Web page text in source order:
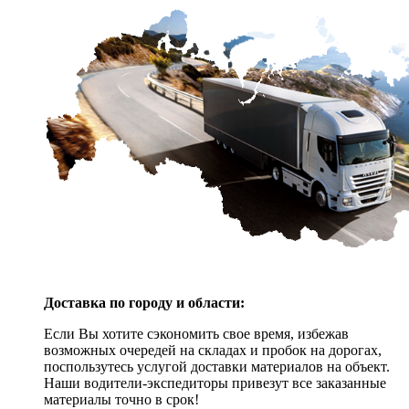
Доставка по городу и области:
Если Вы хотите сэкономить свое время, избежав
возможных очередей на складах и пробок на дорогах,
поспользутесь услугой доставки материалов на объект.
Наши водители-экспедиторы привезут все заказанные
материалы точно в срок!